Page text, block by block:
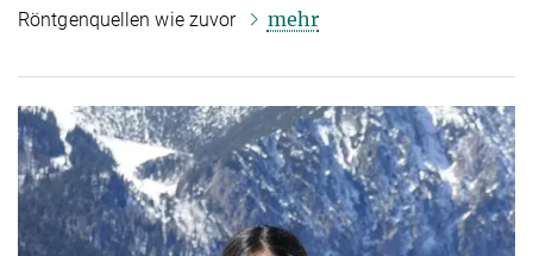
Röntgenquellen wie zuvor
mehr